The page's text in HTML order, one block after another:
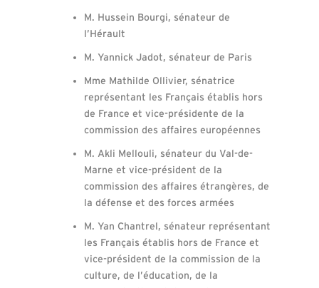
M. Hussein Bourgi, sénateur de
l’Hérault
M. Yannick Jadot, sénateur de Paris
Mme Mathilde Ollivier, sénatrice
représentant les Français établis hors
de France et vice-présidente de la
commission des affaires européennes
M. Akli Mellouli, sénateur du Val-de-
Marne et vice-président de la
commission des affaires étrangères, de
la défense et des forces armées
M. Yan Chantrel, sénateur représentant
les Français établis hors de France et
vice-président de la commission de la
culture, de l’éducation, de la